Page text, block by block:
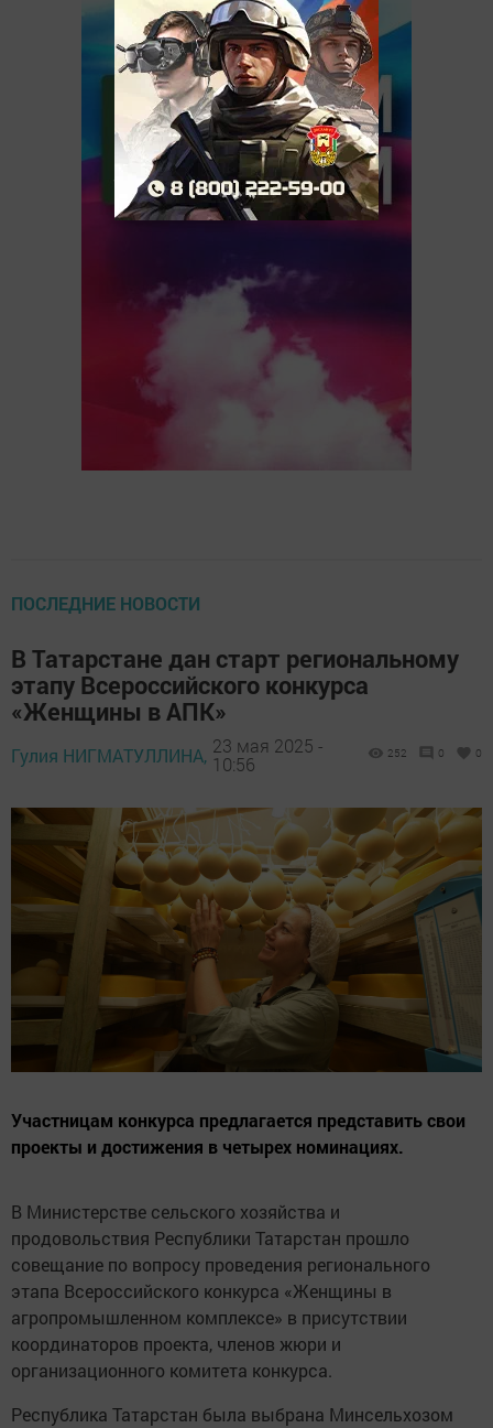
ПОСЛЕДНИЕ НОВОСТИ
В Татарстане дан старт региональному
этапу Всероссийского конкурса
«Женщины в АПК»
Гулия НИГМАТУЛЛИНА, 23 мая 2025 -
10:56
252 0 0
Участницам конкурса предлагается представить свои
проекты и достижения в четырех номинациях.
В Министерстве сельского хозяйства и
продовольствия Республики Татарстан прошло
совещание по вопросу проведения регионального
этапа Всероссийского конкурса «Женщины в
агропромышленном комплексе» в присутствии
координаторов проекта, членов жюри и
организационного комитета конкурса.
Республика Татарстан была выбрана Минсельхозом